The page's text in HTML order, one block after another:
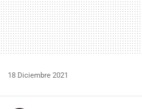
18 Diciembre 2021